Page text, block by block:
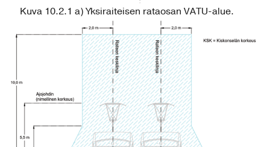
Kuva 10.2.1 a) Yksiraiteisen rataosan VATU-alue.